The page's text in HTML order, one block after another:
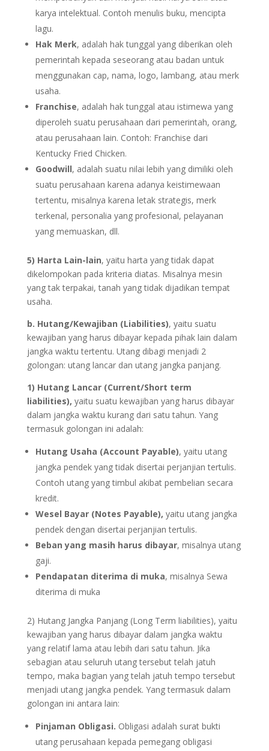
karya intelektual. Contoh menulis buku, mencipta
lagu.
Hak Merk, adalah hak tunggal yang diberikan oleh
pemerintah kepada seseorang atau badan untuk
menggunakan cap, nama, logo, lambang, atau merk
usaha.
Franchise, adalah hak tunggal atau istimewa yang
diperoleh suatu perusahaan dari pemerintah, orang,
atau perusahaan lain. Contoh: Franchise dari
Kentucky Fried Chicken.
Goodwill, adalah suatu nilai lebih yang dimiliki oleh
suatu perusahaan karena adanya keistimewaan
tertentu, misalnya karena letak strategis, merk
terkenal, personalia yang profesional, pelayanan
yang memuaskan, dll.
5) Harta Lain-lain, yaitu harta yang tidak dapat
dikelompokan pada kriteria diatas. Misalnya mesin
yang tak terpakai, tanah yang tidak dijadikan tempat
usaha.
b. Hutang/Kewajiban (Liabilities), yaitu suatu
kewajiban yang harus dibayar kepada pihak lain dalam
jangka waktu tertentu. Utang dibagi menjadi 2
golongan: utang lancar dan utang jangka panjang.
1) Hutang Lancar (Current/Short term
liabilities), yaitu suatu kewajiban yang harus dibayar
dalam jangka waktu kurang dari satu tahun. Yang
termasuk golongan ini adalah:
Hutang Usaha (Account Payable), yaitu utang
jangka pendek yang tidak disertai perjanjian tertulis.
Contoh utang yang timbul akibat pembelian secara
kredit.
Wesel Bayar (Notes Payable), yaitu utang jangka
pendek dengan disertai perjanjian tertulis.
Beban yang masih harus dibayar, misalnya utang
gaji.
Pendapatan diterima di muka, misalnya Sewa
diterima di muka
2) Hutang Jangka Panjang (Long Term liabilities), yaitu
kewajiban yang harus dibayar dalam jangka waktu
yang relatif lama atau lebih dari satu tahun. Jika
sebagian atau seluruh utang tersebut telah jatuh
tempo, maka bagian yang telah jatuh tempo tersebut
menjadi utang jangka pendek. Yang termasuk dalam
golongan ini antara lain:
Pinjaman Obligasi. Obligasi adalah surat bukti
utang perusahaan kepada pemegang obligasi